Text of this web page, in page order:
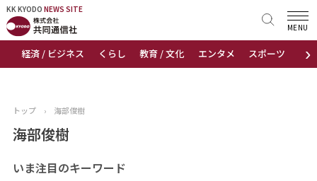
KK KYODO NEWS SITE
›
経済 / ビジネス くらし 教育 / 文化 エンタメ スポーツ 地域
MENU
KK KYODONEWS SITE
トップページ
ニュース
おすすめコンテンツ
トップ › 海部俊樹
海部俊樹
いま注目のキーワード